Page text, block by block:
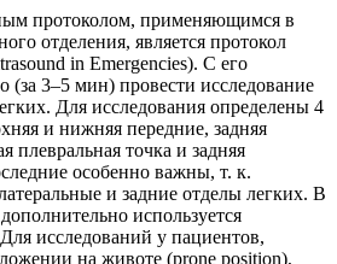
протоколом, применяющимся в
отделения, является протокол
in Emergencies). С его
3–5 мин) провести исследование
Для исследования определены 4
и нижняя передние, задняя
плевральная точка и задняя
особенно важны, т. к.
и задние отделы легких. В
используется
исследований у пациентов,
на животе (prone position),